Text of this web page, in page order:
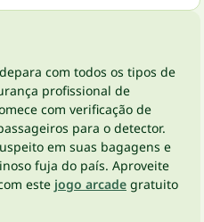
com todos os tipos de
profissional de
com verificação de
para o detector.
em suas bagagens e
fuja do país. Aproveite
este jogo arcade gratuito